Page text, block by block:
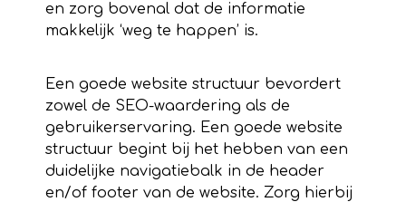
en zorg bovenal dat de informatie
makkelijk ‘weg te happen’ is.
Een goede website structuur bevordert
zowel de SEO-waardering als de
gebruikerservaring. Een goede website
structuur begint bij het hebben van een
duidelijke navigatiebalk in de header
en/of footer van de website. Zorg hierbij